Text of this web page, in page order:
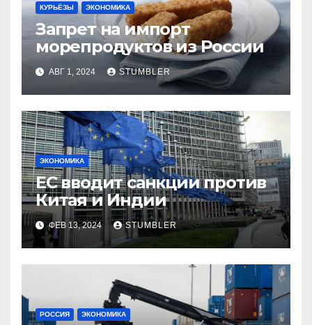
КУРЬЁЗЫ ЭКОНОМИКА
Запрет на импорт
морепродуктов из России
АВГ 1, 2024 STUMBLER
ЭКОНОМИКА
ЕС вводит санкции против
Китая и Индии
ФЕВ 13, 2024 STUMBLER
РОССИЯ ЭКОНОМИКА